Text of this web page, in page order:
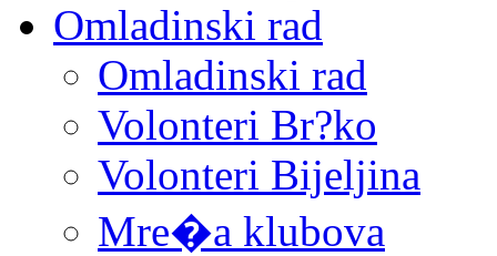
Omladinski rad
Omladinski rad
Volonteri Br?ko
Volonteri Bijeljina
Mre�a klubova